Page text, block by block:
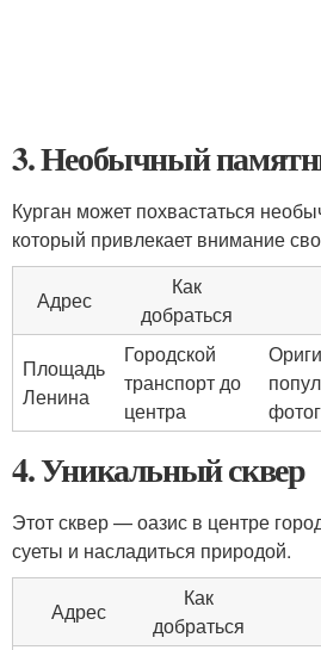
3. Необычный
Курган может похвастаться
который привлекает внимание
Адрес
Как
добраться
Площадь
Ленина
Городской
транспорт до
центра
4. Уникальный сквер
Этот сквер — оазис в центре
суеты и насладиться природой.
Адрес
Как
добраться